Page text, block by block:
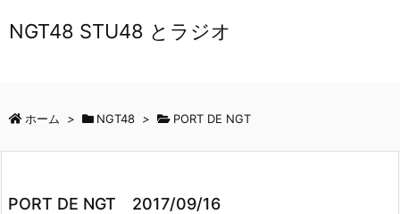
NGT48 STU48 とラジオ
ホーム > NGT48 > PORT DE NGT
PORT DE NGT 2017/09/16